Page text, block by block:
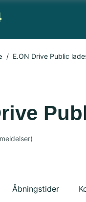
E.ON Drive Public
Åbningstider